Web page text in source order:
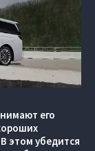
его
этом убедится